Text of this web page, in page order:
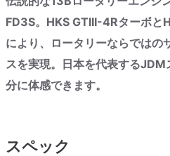
FD3S。HKS GTIII-4Rターボと
により、ロータリーならではの
スを実現。日本を代表する
分に体感できます。
スペック